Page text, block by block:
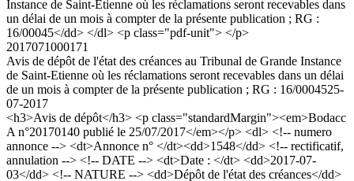
Instance de Saint-Etienne où les réclamations seront recevables dans
un délai de un mois à compter de la présente publication ; RG :
16/00045</dd> </dl> <p class="pdf-unit"> </p>
2017071000171
Avis de dépôt de l'état des créances au Tribunal de Grande Instance
de Saint-Etienne où les réclamations seront recevables dans un délai
de un mois à compter de la présente publication ; RG : 16/0004525-
07-2017
<h3>Avis de dépôt</h3> <p class="standardMargin"><em>Bodacc
A n°20170140 publié le 25/07/2017</em></p> <dl> <!-- numero
annonce --> <dt>Annonce n° </dt><dd>1548</dd> <!-- rectificatif,
annulation --> <!-- DATE --> <dt>Date : </dt> <dd>2017-07-
03</dd> <!-- NATURE --> <dd>Dépôt de l'état des créances</dd>